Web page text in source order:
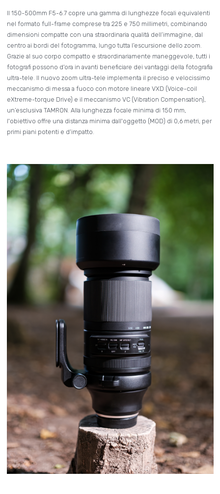
Il 150-500mm F5-6.7 copre una gamma di lunghezze focali equivalenti
nel formato full-frame comprese tra 225 e 750 millimetri, combinando
dimensioni compatte con una straordinaria qualità dell’immagine, dal
centro ai bordi del fotogramma, lungo tutta l’escursione dello zoom.
Grazie al suo corpo compatto e straordinariamente maneggevole, tutti i
fotografi possono d’ora in avanti beneficiare dei vantaggi della fotografia
ultra-tele. Il nuovo zoom ultra-tele implementa il preciso e velocissimo
meccanismo di messa a fuoco con motore lineare VXD (Voice-coil
eXtreme-torque Drive) e il meccanismo VC (Vibration Compensation),
un’esclusiva TAMRON. Alla lunghezza focale minima di 150 mm,
l'obiettivo offre una distanza minima dall'oggetto (MOD) di 0,6 metri, per
primi piani potenti e d’impatto.